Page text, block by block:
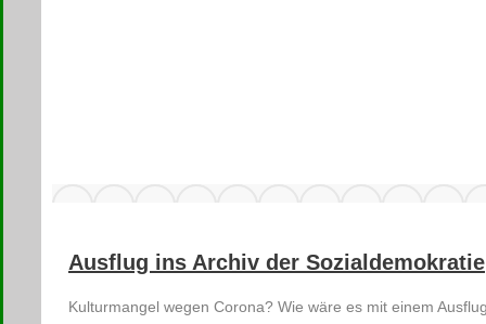
Ausflug ins Archiv der Sozialdemokratie
Kulturmangel wegen Corona? Wie wäre es mit einem